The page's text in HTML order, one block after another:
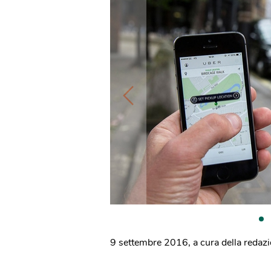
9 settembre 2016, a cura della